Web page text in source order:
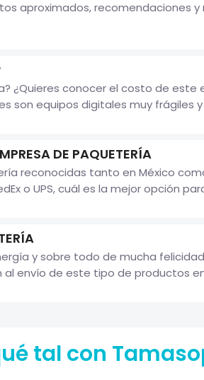
aproximados, recomendaciones
¿Quieres conocer el costo de
son equipos digitales muy frágiles
DE PAQUETERÍA
reconocidas tanto en México
o UPS, cuál es la mejor opción
y sobre todo de mucha
envío de este tipo de productos
tal con